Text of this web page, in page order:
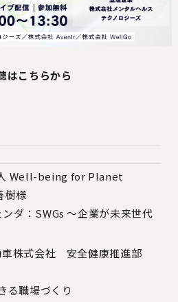
はこちらから
Well-being for Planet
樹様
ダ：SWGs 〜企業が未来世代
車株式会社 安全健康推進部
る職場づくり